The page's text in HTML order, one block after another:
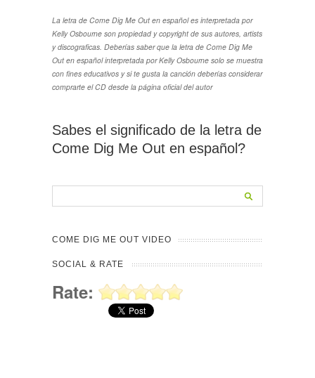
La letra de Come Dig Me Out en español es interpretada por
Kelly Osbourne son propiedad y copyright de sus autores, artists
y discograficas. Deberías saber que la letra de Come Dig Me
Out en español interpretada por Kelly Osbourne solo se muestra
con fines educativos y si te gusta la canción deberías considerar
comprarte el CD desde la página oficial del autor
Sabes el significado de la letra de
Come Dig Me Out en español?
COME DIG ME OUT VIDEO
SOCIAL & RATE
Rate: